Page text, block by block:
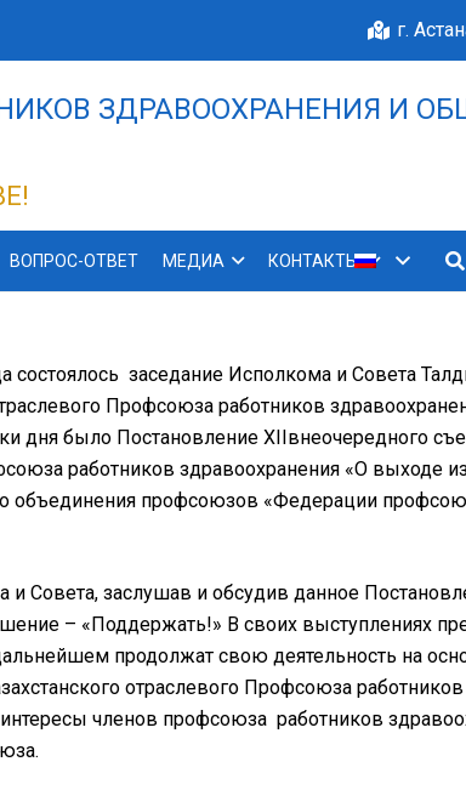
г.
ЗДРАВООХРАНЕНИЯ И
ВОПРОС-ОТВЕТ МЕДИА КОНТАКТЫ
состоялось заседание Исполкома и Совета
Профсоюза работников
дня было Постановление ХIIвнеочередного
работников здравоохранения «О выходе
объединения профсоюзов «Федерации
Совета, заслушав и обсудив данное
– «Поддержать!» В своих выступлениях
продолжат свою деятельность на
отраслевого Профсоюза
членов профсоюза работников